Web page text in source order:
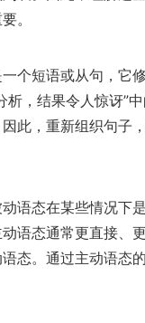
。
个短语或从句，它
，结果令人惊讶”
此，重新组织句子
语态在某些情况下
语态通常更直接、
态。通过主动语态